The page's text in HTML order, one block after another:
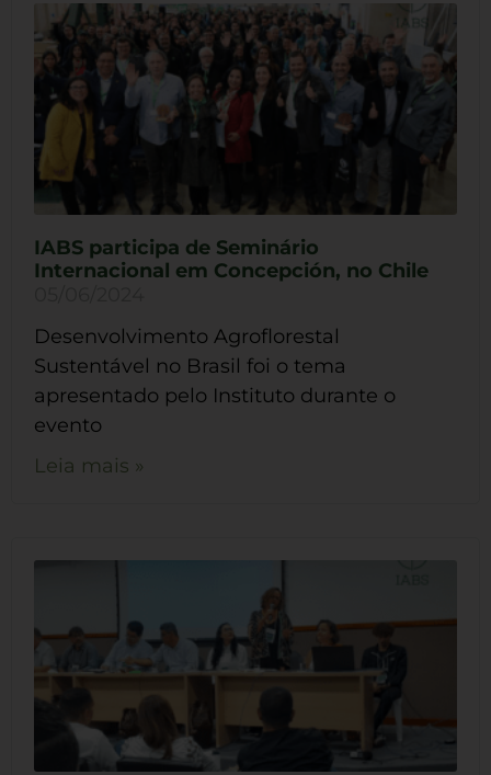
IABS participa de Seminário
Internacional em Concepción, no Chile
Desenvolvimento Agroflorestal
Sustentável no Brasil foi o tema
apresentado pelo Instituto durante o
evento
Leia mais »